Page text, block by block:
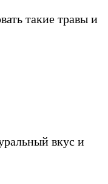
такие травы и
вкус и